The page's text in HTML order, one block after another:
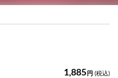
1,885 円 (税込)